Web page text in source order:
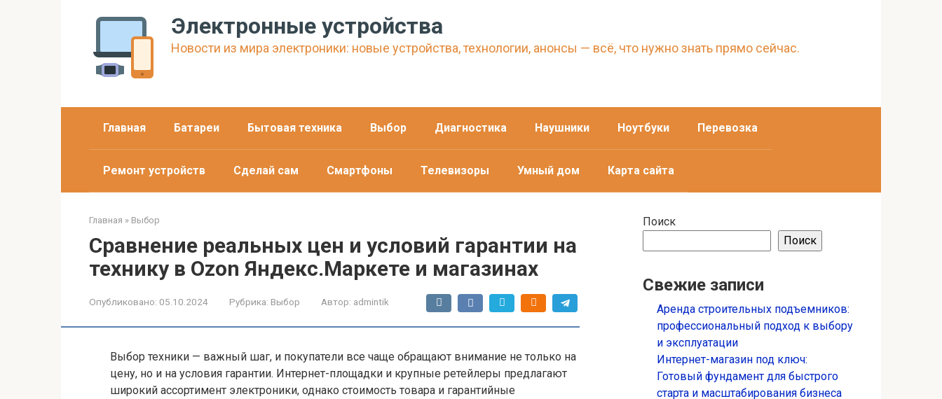
Электронные устройства
Новости из мира электроники: новые устройства, технологии, анонсы — всё, что нужно знать прямо сейчас.
Главная Батареи Бытовая техника Выбор Диагностика Наушники Ноутбуки Перевозка
Ремонт устройств Сделай сам Смартфоны Телевизоры Умный дом Карта сайта
Главная » Выбор
Сравнение реальных цен и условий гарантии на
технику в Ozon Яндекс.Маркете и магазинах
Опубликовано: 05.10.2024 Рубрика: Выбор Автор: admintik
Выбор техники — важный шаг, и покупатели все чаще обращают внимание не только на
цену, но и на условия гарантии. Интернет-площадки и крупные ретейлеры предлагают
широкий ассортимент электроники, однако стоимость товара и гарантийные
Поиск
Поиск
Свежие записи
Аренда строительных подъемников:
профессиональный подход к выбору
и эксплуатации
Интернет-магазин под ключ:
Готовый фундамент для быстрого
старта и масштабирования бизнеса